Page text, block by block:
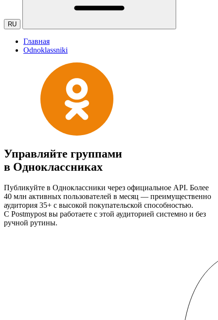
RU
Главная
Odnoklassniki
Управляйте группами
в Одноклассниках
Публикуйте в Одноклассники через официальное API. Более
40 млн активных пользователей в месяц — преимущественно
аудитория 35+ с высокой покупательской способностью.
C Postmypost вы работаете с этой аудиторией системно и без
ручной рутины.